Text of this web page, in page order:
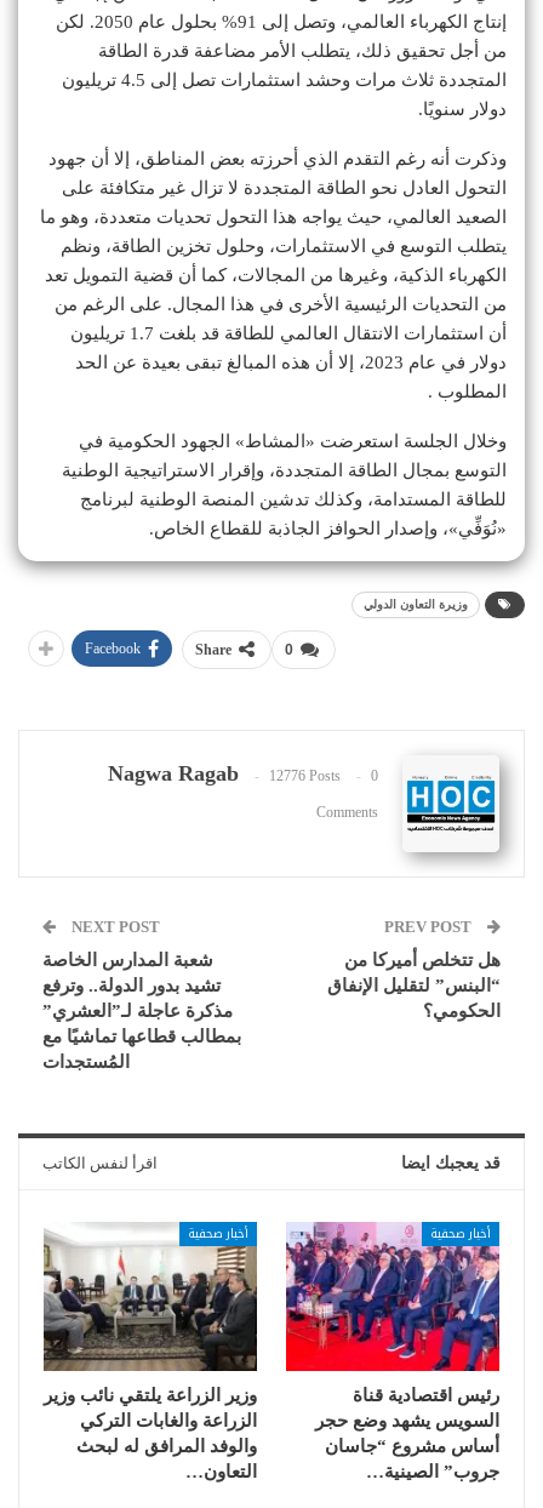
إنتاج الكهرباء العالمي، وتصل إلى 91% بحلول عام 2050. لكن
من أجل تحقيق ذلك، يتطلب الأمر مضاعفة قدرة الطاقة
المتجددة ثلاث مرات وحشد استثمارات تصل إلى 4.5 تريليون
دولار سنويًا.
وذكرت أنه رغم التقدم الذي أحرزته بعض المناطق، إلا أن جهود
التحول العادل نحو الطاقة المتجددة لا تزال غير متكافئة على
الصعيد العالمي، حيث يواجه هذا التحول تحديات متعددة، وهو ما
يتطلب التوسع في الاستثمارات، وحلول تخزين الطاقة، ونظم
الكهرباء الذكية، وغيرها من المجالات، كما أن قضية التمويل تعد
من التحديات الرئيسية الأخرى في هذا المجال. على الرغم من
أن استثمارات الانتقال العالمي للطاقة قد بلغت 1.7 تريليون
دولار في عام 2023، إلا أن هذه المبالغ تبقى بعيدة عن الحد
المطلوب .
وخلال الجلسة استعرضت «المشاط» الجهود الحكومية في
التوسع بمجال الطاقة المتجددة، وإقرار الاستراتيجية الوطنية
للطاقة المستدامة، وكذلك تدشين المنصة الوطنية لبرنامج
«نُوَفِّي»، وإصدار الحوافز الجاذبة للقطاع الخاص.
وزيرة التعاون الدولي
0
Share
Facebook
Nagwa Ragab 12776 Posts 0
Comments
هل تتخلص أميركا من
“البنس” لتقليل الإنفاق
الحكومي؟
NEXT POST
شعبة المدارس الخاصة
تشيد بدور الدولة.. وترفع
مذكرة عاجلة لـ”العشري”
بمطالب قطاعها تماشيًا مع
المُستجدات
قد يعجبك ايضا اقرأ لنفس الكاتب
أخبار صحفية
رئيس اقتصادية قناة
السويس يشهد وضع حجر
أساس مشروع “جاسان
جروب” الصينية…
أخبار صحفية
وزير الزراعة يلتقي نائب وزير
الزراعة والغابات التركي
والوفد المرافق له لبحث
التعاون…